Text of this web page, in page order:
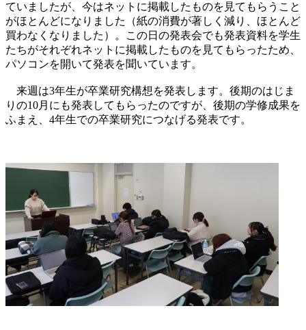
ていましたが、今はネットに掲載したものを見てもらうこと
がほとんどになりました（紙の消費が著しく減り、ほとんど
買わなくなりました）。この日の発表会でも発表資料を学生
たちがそれぞれネットに掲載したものを見てもらったため、
パソコンを開いて発表を聞いています。
来週は3年生が卒業研究構想を発表します。後期のはじま
りの10月にも発表してもらったのですが、後期の学修成果を
ふまえ、4年生での卒業研究につなげる発表です。